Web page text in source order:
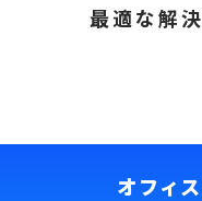
最適な解
オフィ